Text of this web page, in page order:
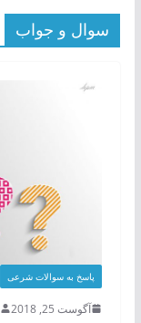
سوال و جواب
پاسخ به سوالات شرعی
آگوست 25, 2018